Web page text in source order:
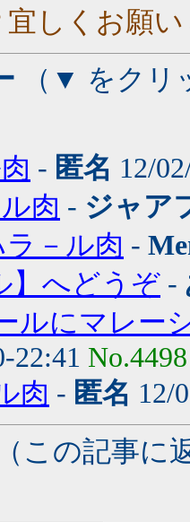
しくお願
（▼ をクリ
- 匿名 12/
肉 - ジャア
ラ－ル肉 -
】へどうぞ -
ルにマレ
22:41 No.4498
肉 - 匿名 12/
（この記事に